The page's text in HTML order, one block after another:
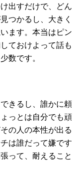
出すだけで、どん
つかるし、大きく
ます。本当はピン
ておけよって話も
数です。
きるし、誰かに頼
っとは自分でも頑
の人の本性が出る
は誰だって嫌です
って、耐えること